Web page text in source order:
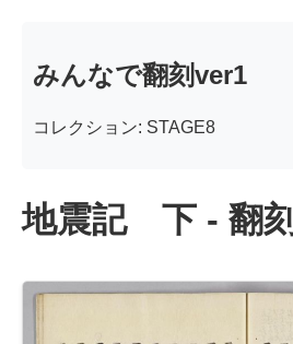
みんなで翻刻ver1
コレクション: STAGE8
地震記 下 - 翻刻